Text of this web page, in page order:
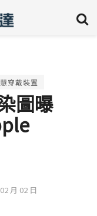
穿戴裝置
圖曝
月 02 日